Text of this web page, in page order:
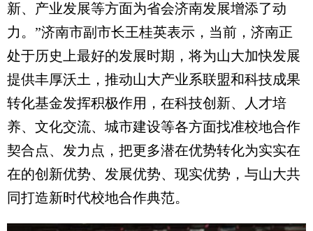
新、产业发展等方面为省会济南发展增添了动
力。”济南市副市长王桂英表示，当前，济南正
处于历史上最好的发展时期，将为山大加快发展
提供丰厚沃土，推动山大产业系联盟和科技成果
转化基金发挥积极作用，在科技创新、人才培
养、文化交流、城市建设等各方面找准校地合作
契合点、发力点，把更多潜在优势转化为实实在
在的创新优势、发展优势、现实优势，与山大共
同打造新时代校地合作典范。